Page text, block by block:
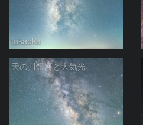
takaoka
天の川銀河と大気光